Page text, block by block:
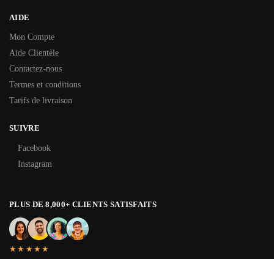
AIDE
Mon Compte
Aide Clientèle
Contactez-nous
Termes et conditions
Tarifs de livraison
SUIVRE
Facebook
Instagram
PLUS DE 8,000+ CLIENTS SATISFAITS
★★★★★